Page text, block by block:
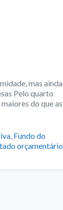
mas ainda
Pelo quarto
do que as
, Fundo do
orçamentário